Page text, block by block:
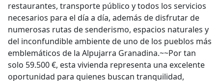
restaurantes, transporte público y todos los servicios
necesarios para el día a día, además de disfrutar de
numerosas rutas de senderismo, espacios naturales y
del inconfundible ambiente de uno de los pueblos más
emblemáticos de la Alpujarra Granadina.~~Por tan
solo 59.500 €, esta vivienda representa una excelente
oportunidad para quienes buscan tranquilidad,